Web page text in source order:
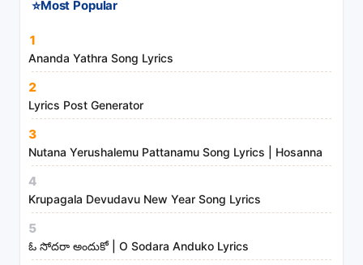
⭐Most Popular
1
Ananda Yathra Song Lyrics
2
Lyrics Post Generator
3
Nutana Yerushalemu Pattanamu Song Lyrics | Hosanna
4
Krupagala Devudavu New Year Song Lyrics
5
ఓ సోదరా అందుకో | O Sodara Anduko Lyrics